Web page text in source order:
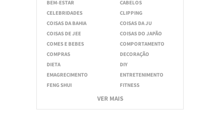
BEM-ESTAR
CABELOS
CELEBRIDADES
CLIPPING
COISAS DA BAHIA
COISAS DA JU
COISAS DE JEE
COISAS DO JAPÃO
COMES E BEBES
COMPORTAMENTO
COMPRAS
DECORAÇÃO
DIETA
DIY
EMAGRECIMENTO
ENTRETENIMENTO
FENG SHUI
FITNESS
VER MAIS